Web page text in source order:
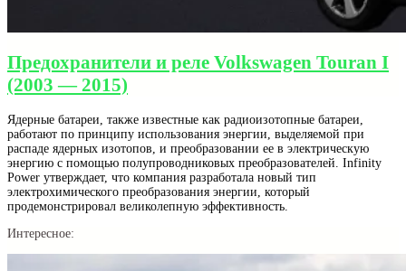
Предохранители и реле Volkswagen Touran I
(2003 — 2015)
Ядерные батареи, также известные как радиоизотопные батареи,
работают по принципу использования энергии, выделяемой при
распаде ядерных изотопов, и преобразовании ее в электрическую
энергию с помощью полупроводниковых преобразователей. Infinity
Power утверждает, что компания разработала новый тип
электрохимического преобразования энергии, который
продемонстрировал великолепную эффективность.
Интересное: